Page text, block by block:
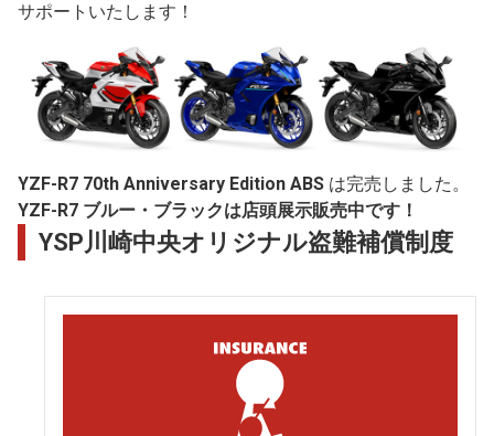
サポートいたします！
YZF-R7 70th Anniversary Edition ABS は完売しました。
YZF-R7 ブルー・ブラックは店頭展示販売中です！
YSP川崎中央オリジナル盗難補償制度